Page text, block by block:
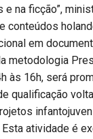
e na ficção”,
conteúdos
em
metodologia
às 16h, será
qualificação
atividade é